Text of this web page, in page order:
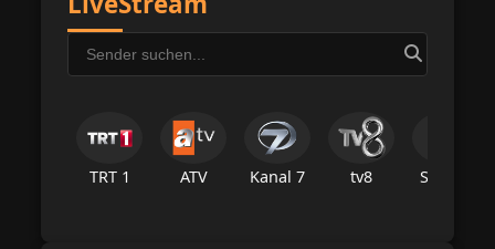
TRT 1 ATV Kanal 7 tv8 Star Tv